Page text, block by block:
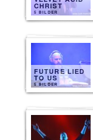
CHRIST
5 BILDER
FUTURE LIED
TO US
5 BILDER